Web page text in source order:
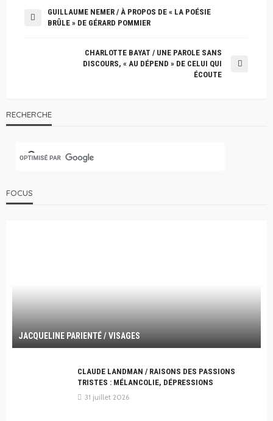
GUILLAUME NEMER / À PROPOS DE « LA POÉSIE
BRÛLE » DE GÉRARD POMMIER
CHARLOTTE BAYAT / UNE PAROLE SANS
DISCOURS, « AU DÉPEND » DE CELUI QUI
ÉCOUTE
RECHERCHE
FOCUS
JACQUELINE PARIENTÉ / VISAGES
CLAUDE LANDMAN / RAISONS DES PASSIONS
TRISTES : MÉLANCOLIE, DÉPRESSIONS
31 juillet 2026